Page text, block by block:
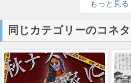
もっと見る
同じカテゴリーのコネタ